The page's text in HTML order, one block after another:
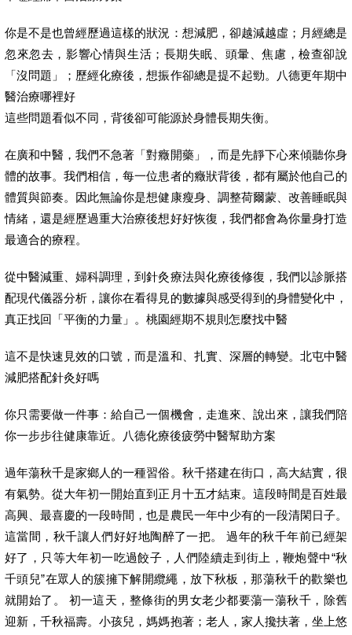
你是不是也曾經歷過這樣的狀況：想減肥，卻越減越虛；月經總是
忽來忽去，影響心情與生活；長期失眠、頭暈、焦慮，檢查卻說
「沒問題」；歷經化療後，想振作卻總是提不起勁。八德更年期中
醫治療哪裡好
這些問題看似不同，背後卻可能源於身體長期失衡。
在廣和中醫，我們不急著「對癥開藥」，而是先靜下心來傾聽你身
體的故事。我們相信，每一位患者的癥狀背後，都有屬於他自己的
體質與節奏。因此無論你是想健康瘦身、調整荷爾蒙、改善睡眠與
情緒，還是經歷過重大治療後想好好恢復，我們都會為你量身打造
最適合的療程。
從中醫減重、婦科調理，到針灸療法與化療後修復，我們以診脈搭
配現代儀器分析，讓你在看得見的數據與感受得到的身體變化中，
真正找回「平衡的力量」。桃園經期不規則怎麼找中醫
這不是快速見效的口號，而是溫和、扎實、深層的轉變。北屯中醫
減肥搭配針灸好嗎
你只需要做一件事：給自己一個機會，走進來、說出來，讓我們陪
你一步步往健康靠近。八德化療後疲勞中醫幫助方案
過年蕩秋千是家鄉人的一種習俗。秋千搭建在街口，高大結實，很
有氣勢。從大年初一開始直到正月十五才結束。這段時間是百姓最
高興、最喜慶的一段時間，也是農民一年中少有的一段清閑日子。
這當間，秋千讓人們好好地陶醉了一把。 過年的秋千年前已經架
好了，只等大年初一吃過餃子，人們陸續走到街上，鞭炮聲中“秋
千頭兒”在眾人的簇擁下解開纜繩，放下秋板，那蕩秋千的歡樂也
就開始了。 初一這天，整條街的男女老少都要蕩一蕩秋千，除舊
迎新，千秋福壽。小孩兒，媽媽抱著；老人，家人攙扶著，坐上悠